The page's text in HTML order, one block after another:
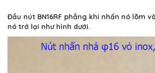
Đầu nút BN16RF phẳng khi nhấn nó lõm
nó trở lại như hình dưới.